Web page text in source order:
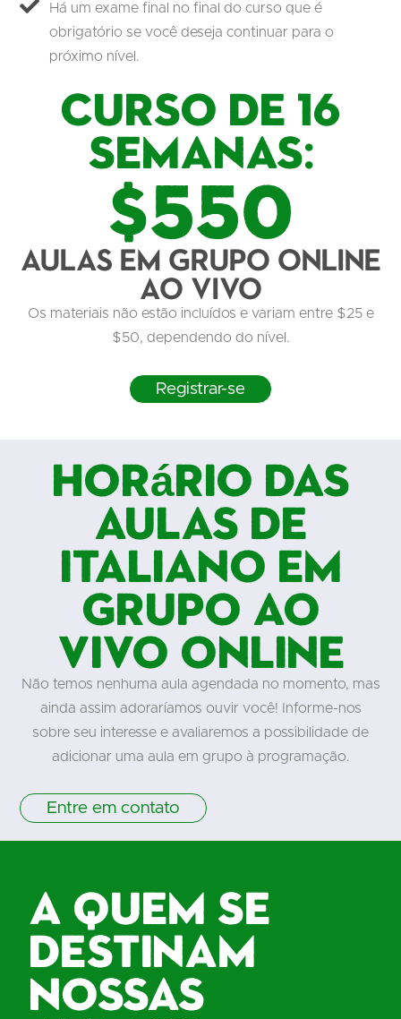
Há um exame final no final do curso que é
obrigatório se você deseja continuar para o
próximo nível.
Curso de 16
semanas:
$550
Aulas em grupo online
ao vivo
Os materiais não estão incluídos e variam entre $25 e
$50, dependendo do nível.
Registrar-se
Horário das
aulas de
italiano em
grupo ao
vivo online
Não temos nenhuma aula agendada no momento, mas
ainda assim adoraríamos ouvir você! Informe-nos
sobre seu interesse e avaliaremos a possibilidade de
adicionar uma aula em grupo à programação.
Entre em contato
A quem se
destinam
nossas